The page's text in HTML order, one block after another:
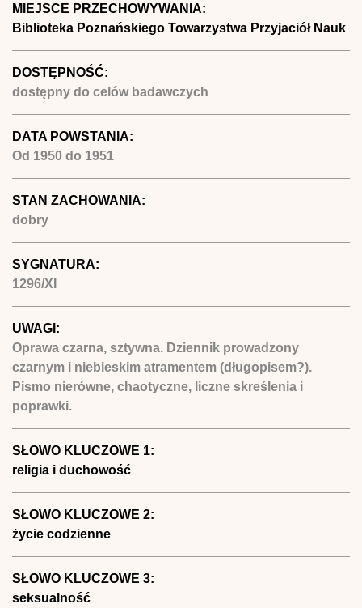
MIEJSCE PRZECHOWYWANIA:
Biblioteka Poznańskiego Towarzystwa Przyjaciół Nauk
DOSTĘPNOŚĆ:
dostępny do celów badawczych
DATA POWSTANIA:
Od 1950 do 1951
STAN ZACHOWANIA:
dobry
SYGNATURA:
1296/XI
UWAGI:
Oprawa czarna, sztywna. Dziennik prowadzony
czarnym i niebieskim atramentem (długopisem?).
Pismo nierówne, chaotyczne, liczne skreślenia i
poprawki.
SŁOWO KLUCZOWE 1:
religia i duchowość
SŁOWO KLUCZOWE 2:
życie codzienne
SŁOWO KLUCZOWE 3:
seksualność